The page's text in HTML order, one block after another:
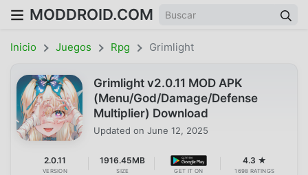
MODDROID.COM
Inicio Juegos Rpg Grimlight
Grimlight v2.0.11 MOD APK
(Menu/God/Damage/Defense
Multiplier) Download
Updated on June 12, 2025
2.0.11
VERSION
1916.45MB
SIZE GET IT ON
4.3 ★
1698 RATINGS